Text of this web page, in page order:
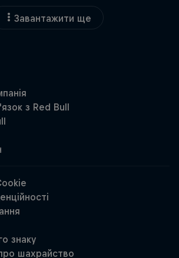
Завантажити ще